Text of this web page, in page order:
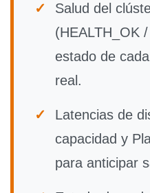
✓
Salud del
(HEALTH_OK
estado de
real.
✓
Latencias de
capacidad y
para anticipar